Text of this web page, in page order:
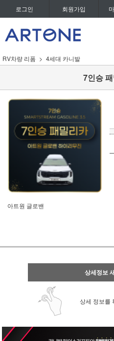
로그인 회원가입
RV차량 리폼 4세대 카니발
7인승
아트원 글로밴
상세정보
상세 정보를